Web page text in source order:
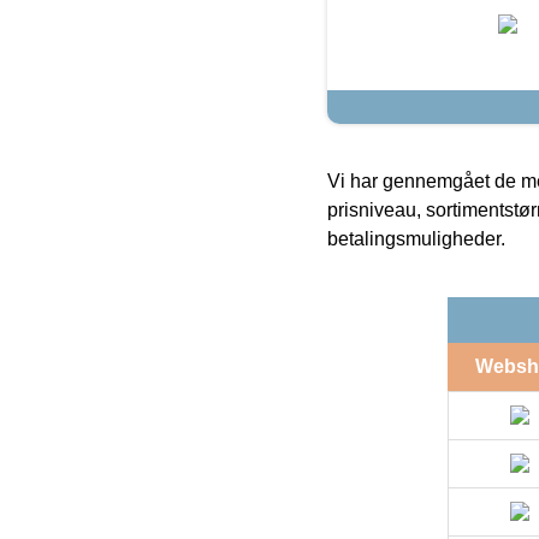
Vi har gennemgået de
prisniveau,
betalingsmuligheder.